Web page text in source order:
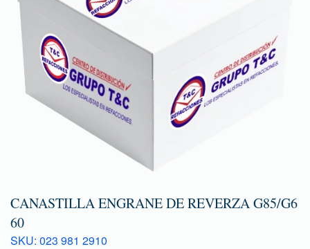
CANASTILLA ENGRANE DE REVERZA G85/G6
60
SKU: 023 981 2910